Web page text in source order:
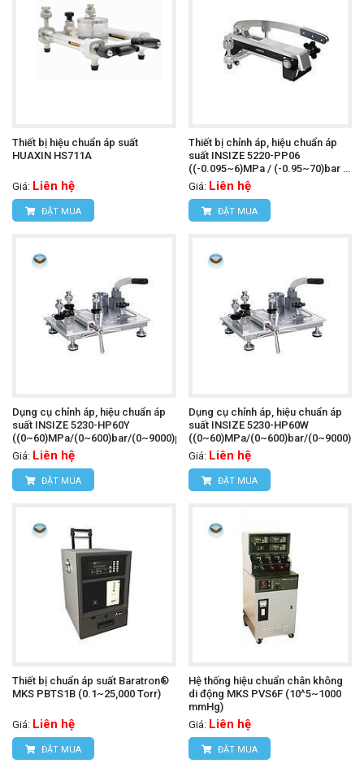
Thiết bị hiệu chuẩn áp suất
HUAXIN HS711A
Giá: Liên hệ
ĐẶT MUA
Thiết bị chỉnh áp, hiệu chuẩn áp
suất INSIZE 5220-PP06
((-0.095~6)MPa / (-0.95~70)bar /
(-14~1000)psi)
Giá: Liên hệ
ĐẶT MUA
Dụng cụ chỉnh áp, hiệu chuẩn áp
suất INSIZE 5230-HP60Y
((0~60)MPa/(0~600)bar/(0~9000)psi)
Giá: Liên hệ
ĐẶT MUA
Dụng cụ chỉnh áp, hiệu chuẩn áp
suất INSIZE 5230-HP60W
((0~60)MPa/(0~600)bar/
Giá: Liên hệ
ĐẶT MUA
Thiết bị chuẩn áp suất Baratron®
MKS PBTS1B (0.1~25,000 Torr)
Giá: Liên hệ
ĐẶT MUA
Hệ thống hiệu chuẩn chân không
di động MKS PVS6F (10^5~1000
mmHg)
Giá: Liên hệ
ĐẶT MUA